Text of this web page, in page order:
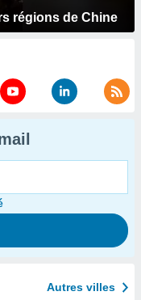
régions de Chine
Autres villes